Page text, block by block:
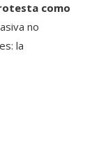
como
no
la